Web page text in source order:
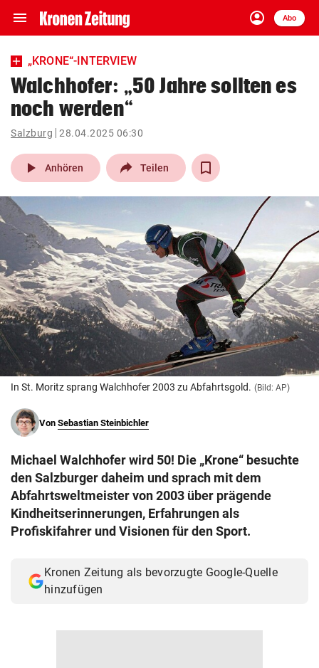
menu Navigation
ein-/ausklappen
account_circle
Anmelden
Abo
close Schließen
account_circle Anmelden
pin_drop
Wien arrow_right
bookmark
search
Suchbegriff
eingeben
© Krone Multimedia GmbH & Co KG 2026
Muthgasse 2, 1190 Wien
„KRONE“-INTERVIEW
Walchhofer: „50 Jahre sollten es
noch werden“
Salzburg 28.04.2025 06:30
play_arrow Anhören Teilen
In St. Moritz sprang Walchhofer 2003 zu Abfahrtsgold. (Bild: AP)
Von Sebastian Steinbichler
Michael Walchhofer wird 50! Die „Krone“ besuchte
den Salzburger daheim und sprach mit dem
Abfahrtsweltmeister von 2003 über prägende
Kindheitserinnerungen, Erfahrungen als
Profiskifahrer und Visionen für den Sport.
Kronen Zeitung als bevorzugte Google-Quelle
hinzufügen